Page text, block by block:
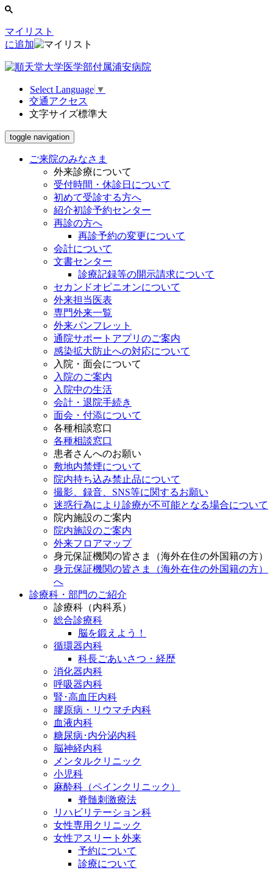
マイリスト
に追加
Select Language ▼
交通アクセス
文字サイズ標準大
toggle navigation
ご来院のみなさま
外来診療について
受付時間・休診日について
初めて受診する方へ
紹介初診予約センター
再診の方へ
再診予約の変更について
会計について
文書センター
診療記録等の開示請求について
セカンドオピニオンについて
外来担当医表
専門外来一覧
外来パンフレット
通院サポートアプリのご案内
感染拡大防止への対応について
入院・面会について
入院のご案内
入院中の生活
会計・退院手続き
面会・付添について
各種相談窓口
各種相談窓口
患者さんへのお願い
敷地内禁煙について
院内持ち込み禁止品について
撮影、録音、SNS等に関するお願い
迷惑行為により診療が不可能となる場合について
院内施設のご案内
院内施設のご案内
外来フロアマップ
身元保証機関の皆さま（海外在住の外国籍の方）
身元保証機関の皆さま（海外在住の外国籍の方）
へ
診療科・部門のご紹介
診療科（内科系）
総合診療科
脳を鍛えよう！
循環器内科
科長ごあいさつ・経歴
消化器内科
呼吸器内科
腎･高血圧内科
膠原病・リウマチ内科
血液内科
糖尿病･内分泌内科
脳神経内科
メンタルクリニック
小児科
麻酔科（ペインクリニック）
脊髄刺激療法
リハビリテーション科
女性専用クリニック
女性アスリート外来
予約について
診療について